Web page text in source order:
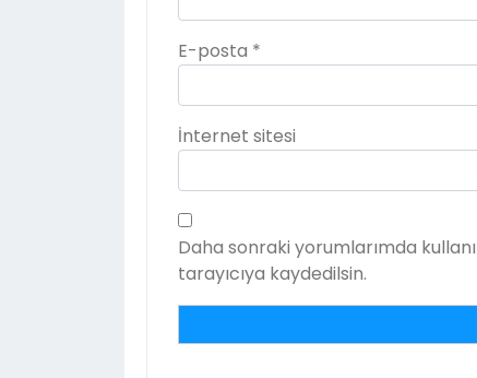
E-posta *
İnternet sitesi
Daha sonraki yorumlarımda
tarayıcıya kaydedilsin.